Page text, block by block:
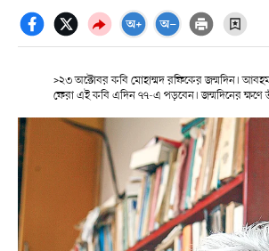
>২৩ অক্টোবর কবি মোহাম্মদ রফিকের জন্মদিন।
ফেরা এই কবি এদিন ৭৭-এ পড়বেন। জন্মদিনের ক্ষণে